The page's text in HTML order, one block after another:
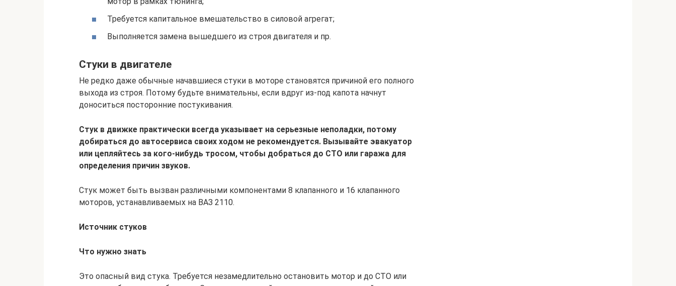
Требуется капитальное вмешательство в силовой агрегат;
Выполняется замена вышедшего из строя двигателя и пр.
Стуки в двигателе
Не редко даже обычные начавшиеся стуки в моторе становятся причиной его полного
выхода из строя. Потому будьте внимательны, если вдруг из-под капота начнут
доноситься посторонние постукивания.
Стук в движке практически всегда указывает на серьезные неполадки, потому
добираться до автосервиса своих ходом не рекомендуется. Вызывайте эвакуатор
или цепляйтесь за кого-нибудь тросом, чтобы добраться до СТО или гаража для
определения причин звуков.
Стук может быть вызван различными компонентами 8 клапанного и 16 клапанного
моторов, устанавливаемых на ВАЗ 2110.
Источник стуков
Что нужно знать
Это опасный вид стука. Требуется незамедлительно остановить мотор и до СТО или